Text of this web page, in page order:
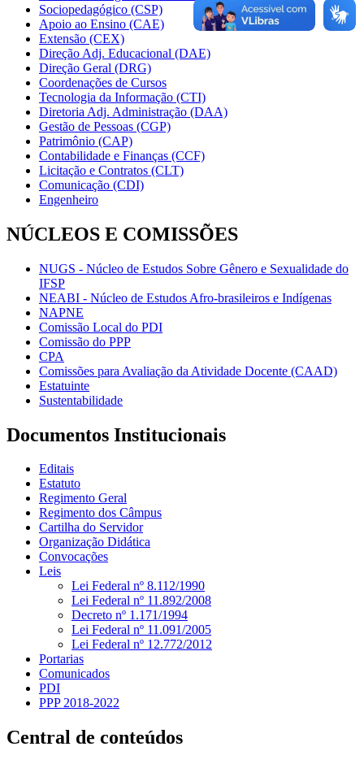
Sociopedagógico (CSP)
Apoio ao Ensino (CAE)
Extensão (CEX)
Direção Adj. Educacional (DAE)
Direção Geral (DRG)
Coordenações de Cursos
Tecnologia da Informação (CTI)
Diretoria Adj. Administração (DAA)
Gestão de Pessoas (CGP)
Patrimônio (CAP)
Contabilidade e Finanças (CCF)
Licitação e Contratos (CLT)
Comunicação (CDI)
Engenheiro
NÚCLEOS E COMISSÕES
NUGS - Núcleo de Estudos Sobre Gênero e Sexualidade do
IFSP
NEABI - Núcleo de Estudos Afro-brasileiros e Indígenas
NAPNE
Comissão Local do PDI
Comissão do PPP
CPA
Comissões para Avaliação da Atividade Docente (CAAD)
Estatuinte
Sustentabilidade
Documentos Institucionais
Editais
Estatuto
Regimento Geral
Regimento dos Câmpus
Cartilha do Servidor
Organização Didática
Convocações
Leis
Lei Federal nº 8.112/1990
Lei Federal nº 11.892/2008
Decreto nº 1.171/1994
Lei Federal nº 11.091/2005
Lei Federal nº 12.772/2012
Portarias
Comunicados
PDI
PPP 2018-2022
Central de conteúdos